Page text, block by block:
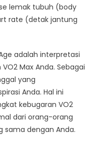
lemak tubuh (body
rate (detak jantung
adalah interpretasi
Max Anda. Sebagai
yang
Anda. Hal ini
kebugaran VO2
dari orang-orang
sama dengan Anda.